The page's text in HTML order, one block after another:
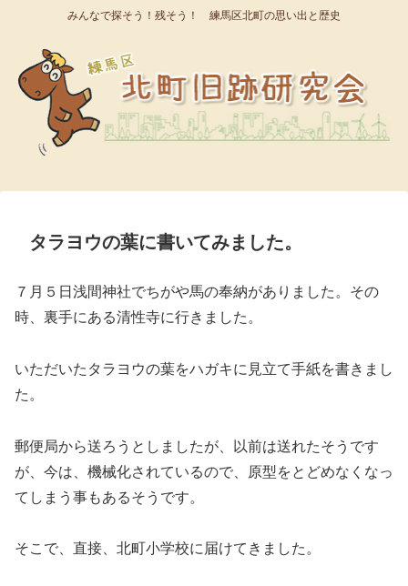
みんなで探そう！残そう！ 練馬区北町の思い出と歴史
タラヨウの葉に書いてみました。
７月５日浅間神社でちがや馬の奉納がありました。その
時、裏手にある清性寺に行きました。
いただいたタラヨウの葉をハガキに見立て手紙を書きまし
た。
郵便局から送ろうとしましたが、以前は送れたそうです
が、今は、機械化されているので、原型をとどめなくなっ
てしまう事もあるそうです。
そこで、直接、北町小学校に届けてきました。